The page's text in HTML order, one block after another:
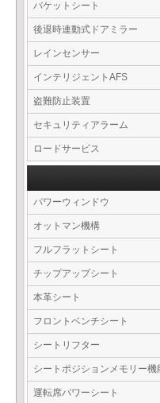
バケットシート
後退時連動式ドアミラー
レインセンサー
インテリジェントAFS
盗難防止装置
セキュリティアラーム
ロードサービス
パワーウィンドウ
オットマン機構
フルフラットシート
チップアップシート
本革シート
フロントベンチシート
シートリフター
シートポジションメモリー機
運転席パワーシート